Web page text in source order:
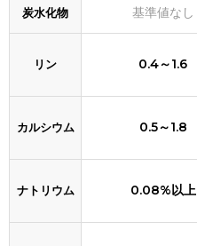
炭水化物 基準値なし
リン 0.4～1.6
カルシウム 0.5～1.8
ナトリウム 0.08%以上